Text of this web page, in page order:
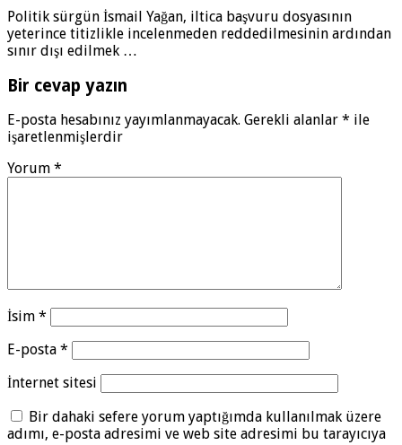
Politik sürgün İsmail Yağan, iltica başvuru dosyasının
yeterince titizlikle incelenmeden reddedilmesinin ardından
sınır dışı edilmek …
Bir cevap yazın
E-posta hesabınız yayımlanmayacak. Gerekli alanlar * ile
işaretlenmişlerdir
Yorum *
İsim *
E-posta *
İnternet sitesi
Bir dahaki sefere yorum yaptığımda kullanılmak üzere
adımı, e-posta adresimi ve web site adresimi bu tarayıcıya